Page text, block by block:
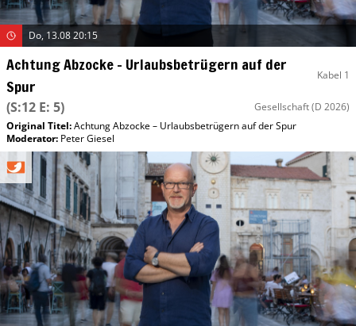
Do, 13.08 20:15
Achtung Abzocke – Urlaubsbetrügern auf der
Spur
Kabel 1
(S:12 E: 5) Gesellschaft(D 2026)
Original Titel:Achtung Abzocke – Urlaubsbetrügern auf der Spur
Moderator: Peter Giesel